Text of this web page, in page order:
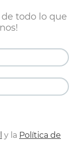
todo lo que
y la Política de